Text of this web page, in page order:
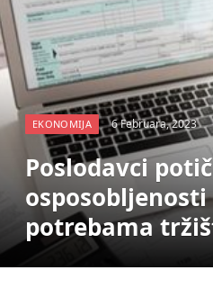
EKONOMIJA 6 Februara, 2023
Poslodavci
potrebama